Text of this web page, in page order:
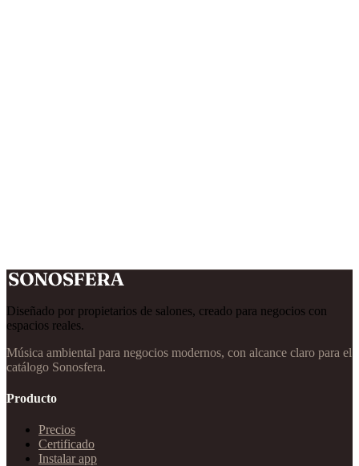
Diseñado por propietarios de salones, creado para negocios con
espacios reales.
Música ambiental para negocios modernos, con alcance claro para el
catálogo Sonosfera.
Producto
Precios
Certificado
Instalar app